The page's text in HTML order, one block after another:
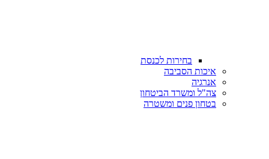
בחירות לכנסת
איכות הסביבה
אנרגיה
צה"ל ומשרד הביטחון
בטחון פנים ומשטרה